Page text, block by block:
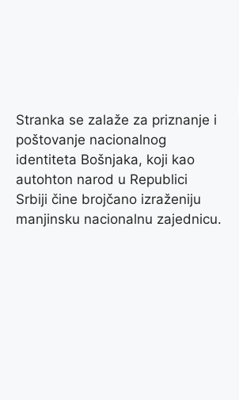
Stranka se zalaže za priznanje i
poštovanje nacionalnog
identiteta Bošnjaka, koji kao
autohton narod u Republici
Srbiji čine brojčano izraženiju
manjinsku nacionalnu zajednicu.